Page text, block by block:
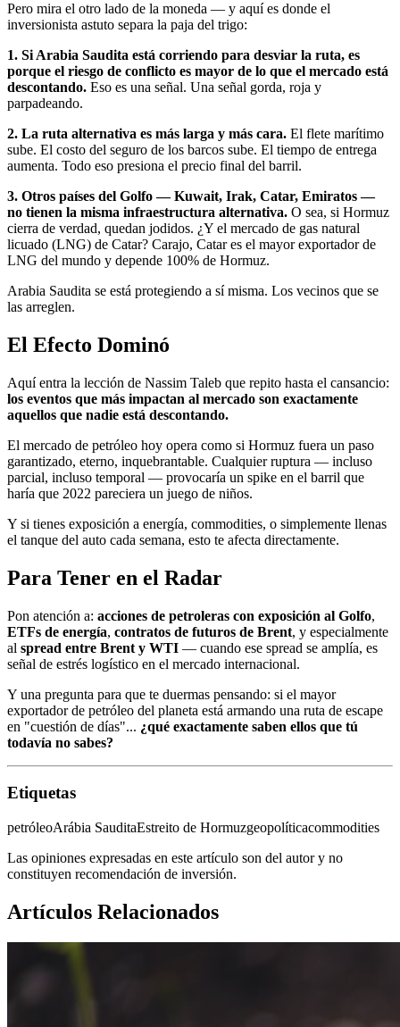
Pero mira el otro lado de la moneda — y aquí es donde el
inversionista astuto separa la paja del trigo:
1. Si Arabia Saudita está corriendo para desviar la ruta, es
porque el riesgo de conflicto es mayor de lo que el mercado está
descontando. Eso es una señal. Una señal gorda, roja y
parpadeando.
2. La ruta alternativa es más larga y más cara. El flete marítimo
sube. El costo del seguro de los barcos sube. El tiempo de entrega
aumenta. Todo eso presiona el precio final del barril.
3. Otros países del Golfo — Kuwait, Irak, Catar, Emiratos —
no tienen la misma infraestructura alternativa. O sea, si Hormuz
cierra de verdad, quedan jodidos. ¿Y el mercado de gas natural
licuado (LNG) de Catar? Carajo, Catar es el mayor exportador de
LNG del mundo y depende 100% de Hormuz.
Arabia Saudita se está protegiendo a sí misma. Los vecinos que se
las arreglen.
El Efecto Dominó
Aquí entra la lección de Nassim Taleb que repito hasta el cansancio:
los eventos que más impactan al mercado son exactamente
aquellos que nadie está descontando.
El mercado de petróleo hoy opera como si Hormuz fuera un paso
garantizado, eterno, inquebrantable. Cualquier ruptura — incluso
parcial, incluso temporal — provocaría un spike en el barril que
haría que 2022 pareciera un juego de niños.
Y si tienes exposición a energía, commodities, o simplemente llenas
el tanque del auto cada semana, esto te afecta directamente.
Para Tener en el Radar
Pon atención a: acciones de petroleras con exposición al Golfo,
ETFs de energía, contratos de futuros de Brent, y especialmente
al spread entre Brent y WTI — cuando ese spread se amplía, es
señal de estrés logístico en el mercado internacional.
Y una pregunta para que te duermas pensando: si el mayor
exportador de petróleo del planeta está armando una ruta de escape
en "cuestión de días"... ¿qué exactamente saben ellos que tú
todavía no sabes?
Etiquetas
petróleoArábia SauditaEstreito de Hormuzgeopolíticacommodities
Las opiniones expresadas en este artículo son del autor y no
constituyen recomendación de inversión.
Artículos Relacionados